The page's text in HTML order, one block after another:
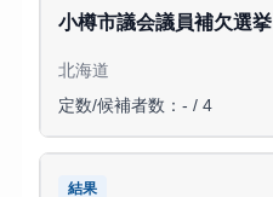
小樽市議会議員補欠選挙
北海道
定数/候補者数：- / 4
結果